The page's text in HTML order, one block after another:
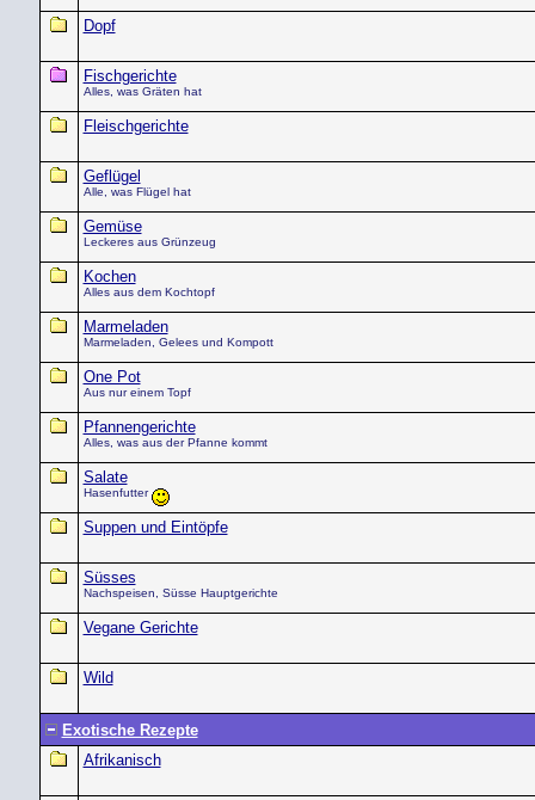
Dopf
Fischgerichte
Alles, was Gräten hat
Fleischgerichte
Geflügel
Alle, was Flügel hat
Gemüse
Leckeres aus Grünzeug
Kochen
Alles aus dem Kochtopf
Marmeladen
Marmeladen, Gelees und Kompott
One Pot
Aus nur einem Topf
Pfannengerichte
Alles, was aus der Pfanne kommt
Salate
Hasenfutter
Suppen und Eintöpfe
Süsses
Nachspeisen, Süsse Hauptgerichte
Vegane Gerichte
Wild
Exotische Rezepte
Afrikanisch